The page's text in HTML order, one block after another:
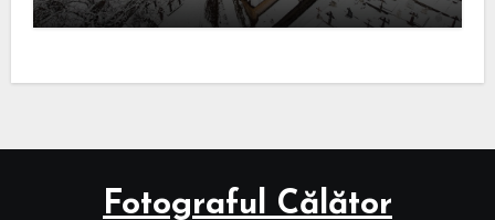
Fotograful Călător